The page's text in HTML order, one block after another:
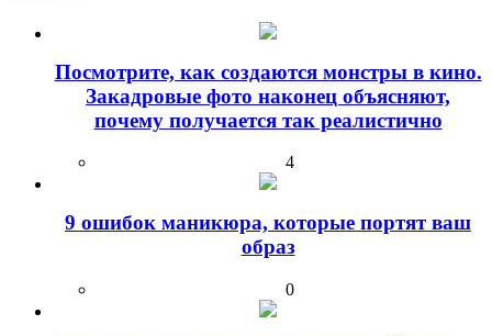
Посмотрите, как создаются монстры в кино.
Закадровые фото наконец объясняют,
почему получается так реалистично
4
9 ошибок маникюра, которые портят ваш
образ
0